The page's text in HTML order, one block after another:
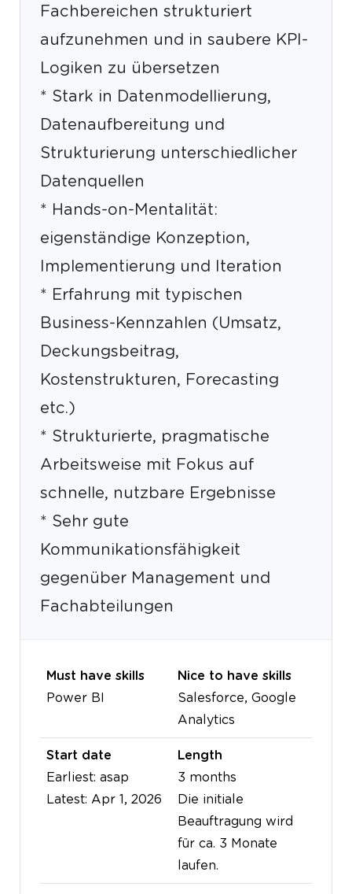
Fachbereichen strukturiert
aufzunehmen und in saubere KPI-
Logiken zu übersetzen
* Stark in Datenmodellierung,
Datenaufbereitung und
Strukturierung unterschiedlicher
Datenquellen
* Hands-on-Mentalität:
eigenständige Konzeption,
Implementierung und Iteration
* Erfahrung mit typischen
Business-Kennzahlen (Umsatz,
Deckungsbeitrag,
Kostenstrukturen, Forecasting
etc.)
* Strukturierte, pragmatische
Arbeitsweise mit Fokus auf
schnelle, nutzbare Ergebnisse
* Sehr gute
Kommunikationsfähigkeit
gegenüber Management und
Fachabteilungen
Must have skills
Power BI
Nice to have skills
Salesforce, Google
Analytics
Start date
Earliest: asap
Latest: Apr 1, 2026
Length
3 months
Die initiale
Beauftragung wird
für ca. 3 Monate
laufen.